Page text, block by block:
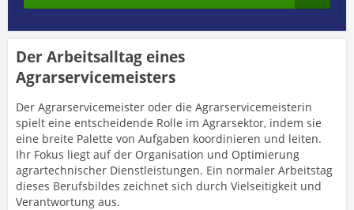
Der Arbeitsalltag eines
Agrarservicemeisters
Der Agrarservicemeister oder die Agrarservicemeisterin
spielt eine entscheidende Rolle im Agrarsektor, indem sie
eine breite Palette von Aufgaben koordinieren und leiten.
Ihr Fokus liegt auf der Organisation und Optimierung
agrartechnischer Dienstleistungen. Ein normaler Arbeitstag
dieses Berufsbildes zeichnet sich durch Vielseitigkeit und
Verantwortung aus.